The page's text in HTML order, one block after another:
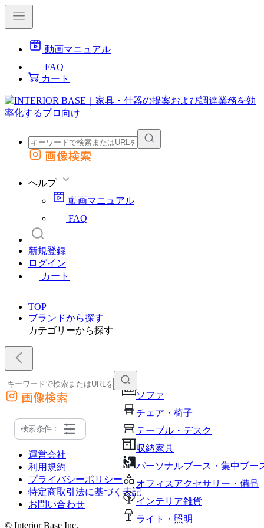
動画マニュアル
FAQ
カート
外部サイトの商品をカートに追加
画像検索
ヘルプ
動画マニュアル
FAQ
新規登録
ログイン
カート
TOP
ブランドから探す
カテゴリーから探す
ソファ
チェア・椅子
テーブル・デスク
収納家具
パーソナルブース・集中ブー
オフィスアクセサリー・備品
インテリア雑貨
ライト・照明
外部サイトの商品をカートに追加
他のサイトで見つけた商品ページのURLを貼り付けて、カートに追加できます
画像検索
検索条件：
運営会社
利用規約
プライバシーポリシー
特定商取引法に基づく表記
お問い合わせ
© Interior Base Inc.